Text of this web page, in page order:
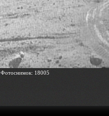
Фотоснимок: 18005